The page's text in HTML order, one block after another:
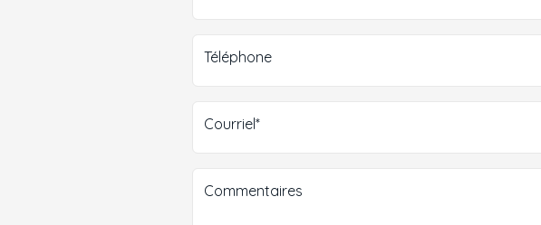
Téléphone
Courriel*
Commentaires